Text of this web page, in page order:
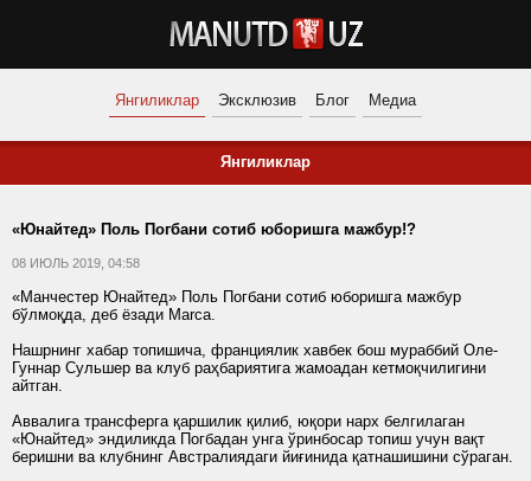
Янгиликлар Эксклюзив Блог Медиа
Янгиликлар
«Юнайтед» Поль Погбани сотиб юборишга мажбур!?
08 ИЮЛЬ 2019, 04:58
«Манчестер Юнайтед» Поль Погбани сотиб юборишга мажбур
бўлмоқда, деб ёзади Marca.
Нашрнинг хабар топишича, франциялик хавбек бош мураббий Оле-
Гуннар Сульшер ва клуб раҳбариятига жамоадан кетмоқчилигини
айтган.
Аввалига трансферга қаршилик қилиб, юқори нарх белгилаган
«Юнайтед» эндиликда Погбадан унга ўринбосар топиш учун вақт
беришни ва клубнинг Австралиядаги йиғинида қатнашишини сўраган.